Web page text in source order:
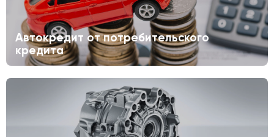
Автокредит от потребительского
кредита